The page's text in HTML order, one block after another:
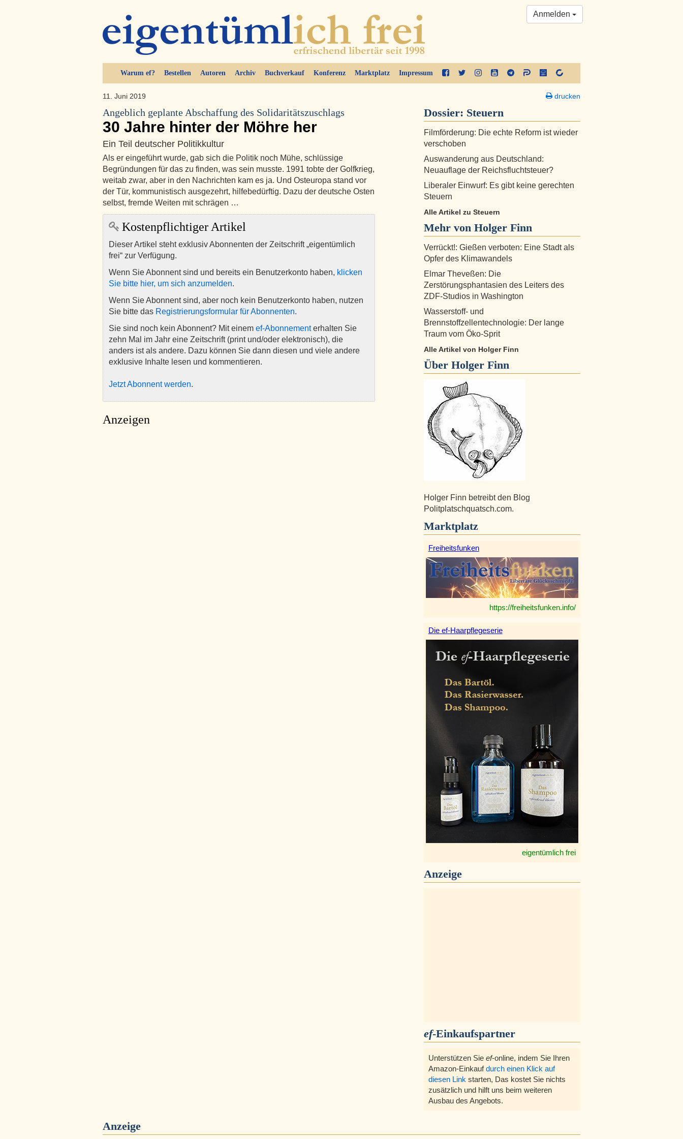
Warum ef? Bestellen Autoren Archiv Buchverkauf Konferenz Marktplatz Impressum
Anmelden
11. Juni 2019
Angeblich geplante Abschaffung des Solidaritätszuschlags
30 Jahre hinter der Möhre her
Ein Teil deutscher Politikkultur
Als er eingeführt wurde, gab sich die Politik noch Mühe, schlüssige
Begründungen für das zu finden, was sein musste. 1991 tobte der Golfkrieg,
weitab zwar, aber in den Nachrichten kam es ja. Und Osteuropa stand vor
der Tür, kommunistisch ausgezehrt, hilfebedürftig. Dazu der deutsche Osten
selbst, fremde Weiten mit schrägen …
Kostenpflichtiger Artikel
Dieser Artikel steht exklusiv Abonnenten der Zeitschrift „eigentümlich
frei“ zur Verfügung.
Wenn Sie Abonnent sind und bereits ein Benutzerkonto haben, klicken
Sie bitte hier, um sich anzumelden.
Wenn Sie Abonnent sind, aber noch kein Benutzerkonto haben, nutzen
Sie bitte das Registrierungsformular für Abonnenten.
Sie sind noch kein Abonnent? Mit einem ef-Abonnementerhalten Sie
zehn Mal im Jahr eine Zeitschrift (print und/oder elektronisch), die
anders ist als andere. Dazu können Sie dann diesen und viele andere
exklusive Inhalte lesen und kommentieren.
Jetzt Abonnent werden.
Anzeigen
drucken
Dossier: Steuern
Filmförderung: Die echte Reform ist wieder
verschoben
Auswanderung aus Deutschland:
Neuauflage der Reichsfluchtsteuer?
Liberaler Einwurf: Es gibt keine gerechten
Steuern
Alle Artikel zu Steuern
Mehr von Holger Finn
Verrückt!: Gießen verboten: Eine Stadt als
Opfer des Klimawandels
Elmar Theveßen: Die
Zerstörungsphantasien des Leiters des
ZDF-Studios in Washington
Wasserstoff- und
Brennstoffzellentechnologie: Der lange
Traum vom Öko-Sprit
Alle Artikel von Holger Finn
Über Holger Finn
Holger Finn betreibt den Blog
Politplatschquatsch.com.
Marktplatz
Freiheitsfunken
https://freiheitsfunken.info/
Die ef-Haarpflegeserie
eigentümlich frei
Anzeige
ef-Einkaufspartner
Unterstützen Sie ef-online, indem Sie Ihren
Amazon-Einkaufdurch einen Klick auf
diesen Link starten, Das kostet Sie nichts
zusätzlich und hilft uns beim weiteren
Ausbau des Angebots.
Anzeige